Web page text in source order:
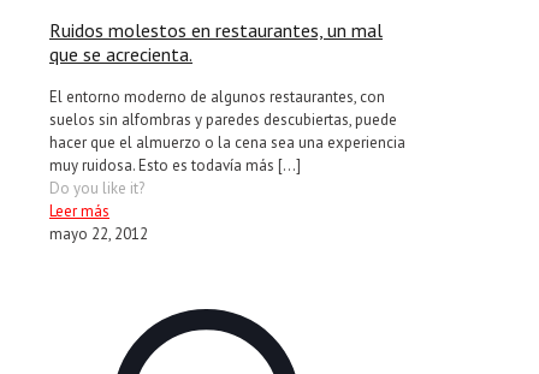
Ruidos molestos en restaurantes, un mal
que se acrecienta.
El entorno moderno de algunos restaurantes, con
suelos sin alfombras y paredes descubiertas, puede
hacer que el almuerzo o la cena sea una experiencia
muy ruidosa. Esto es todavía más […]
Do you like it?
Leer más
mayo 22, 2012